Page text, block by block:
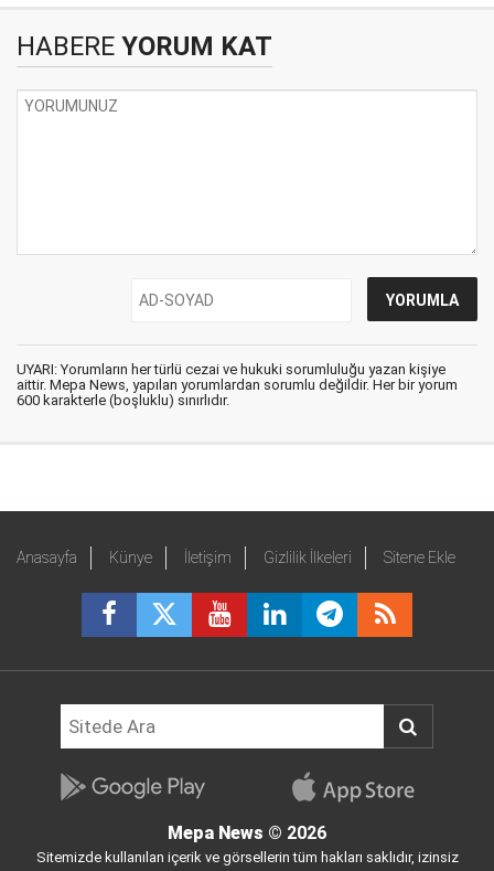
HABERE YORUM KAT
UYARI: Yorumların her türlü cezai ve hukuki sorumluluğu yazan kişiye
aittir. Mepa News, yapılan yorumlardan sorumlu değildir. Her bir yorum
600 karakterle (boşluklu) sınırlıdır.
Anasayfa Künye İletişim Gizlilik İlkeleri Sitene Ekle
Mepa News © 2026
Sitemizde kullanılan içerik ve görsellerin tüm hakları saklıdır, izinsiz